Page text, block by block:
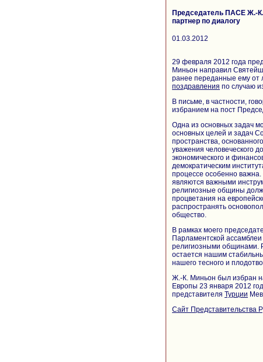
Председатель ПАСЕ Ж.-
партнер по диалогу
01.03.2012
29 февраля 2012 года
Миньон направил
ранее переданные ему от
поздравления по случаю
В письме, в частности,
избранием на пост
Одна из основных задач
основных целей и задач
пространства,
уважения человеческого
экономического и
демократическим
процессе особенно
являются важными
религиозные общины
процветания на
распространять
общество.
В рамках моего
Парламентской
религиозными общинами.
остается нашим
нашего тесного и
Ж.-К. Миньон был избран
Европы 23 января 2012
представителя Турции
Сайт Представительства